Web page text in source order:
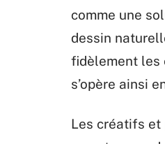
comme une
dessin
fidèlement les
s’opère ainsi
Les créatifs et